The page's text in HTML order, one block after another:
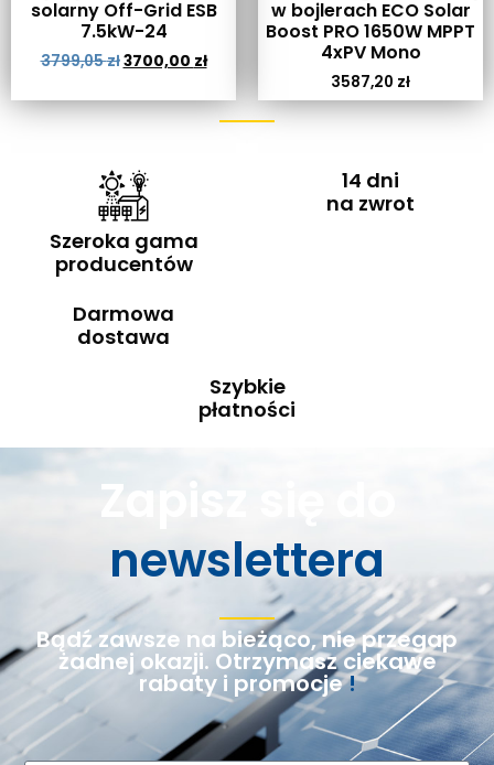
solarny Off-Grid ESB
7.5kW-24
3799,05zł3700,00 zł
w bojlerach ECO Solar
Boost PRO 1650W MPPT
4xPV Mono
3587,20 zł
Szeroka gama
producentów
14 dni
na zwrot
Darmowa
dostawa
Szybkie
płatności
Zapisz się do
newslettera
Bądź zawsze na bieżąco, nie przegap
żadnej okazji. Otrzymasz ciekawe
rabaty i promocje!